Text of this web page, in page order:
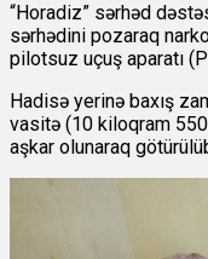
“Horadiz” sərhəd
sərhədini pozaraq
pilotsuz uçuş aparatı
Hadisə yerinə baxış
vasitə (10 kiloqram
aşkar olunaraq